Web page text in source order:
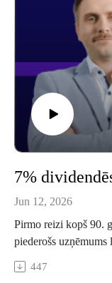
Jun 12, 2026
Pirmo reizi kopš 90.
piederošs
19. jūnijam ikviens
Infra Grupas"
447